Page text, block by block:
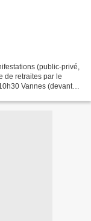
(public-privé,
de retraites par le
Vannes (devant